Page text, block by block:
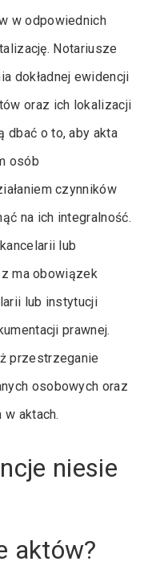
w odpowiednich
Notariusze
dokładnej ewidencji
oraz ich lokalizacji
dbać o to, aby akta
osób
czynników
na ich integralność.
lub
ma obowiązek
lub instytucji
prawnej.
przestrzeganie
osobowych oraz
aktach.
niesie
aktów?